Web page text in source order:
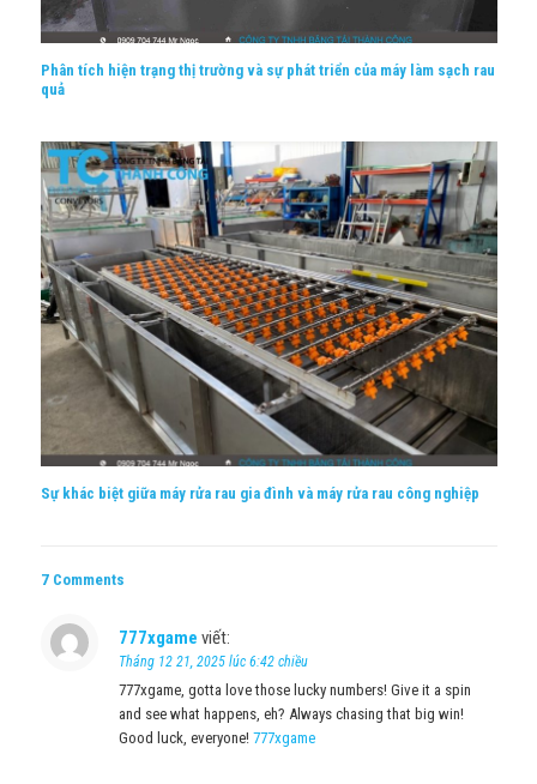
Phân tích hiện trạng thị trường và sự phát triển của máy làm sạch rau
quả
Sự khác biệt giữa máy rửa rau gia đình và máy rửa rau công nghiệp
7 Comments
777xgame viết:
Tháng 12 21, 2025 lúc 6:42 chiều
777xgame, gotta love those lucky numbers! Give it a spin
and see what happens, eh? Always chasing that big win!
Good luck, everyone! 777xgame